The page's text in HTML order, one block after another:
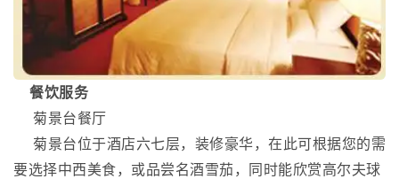
餐饮服务
菊景台餐厅
菊景台位于酒店六七层，装修豪华，在此可根据您的需
要选择中西美食，或品尝名酒雪茄，同时能欣赏高尔夫球